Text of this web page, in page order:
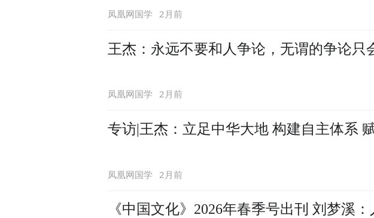
凤凰网国学 2月前
王杰：永远不要和人争论，无谓的争论只
凤凰网国学 2月前
专访|王杰：立足中华大地 构建自主体系
凤凰网国学 2月前
《中国文化》2026年春季号出刊 刘梦溪